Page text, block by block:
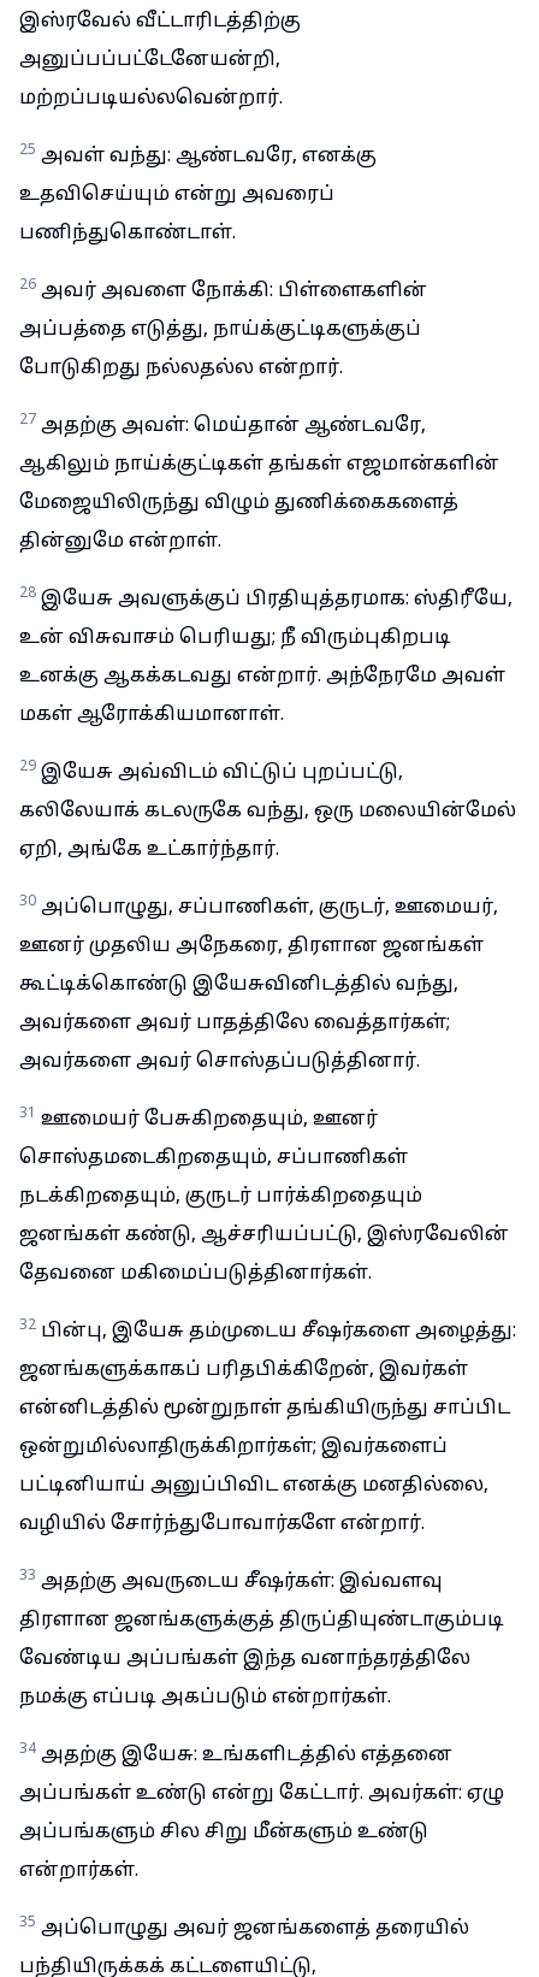
இஸ்ரவேல் வீட்டாரிடத்திற்கு
அனுப்பப்பட்டேனேயன்றி,
மற்றப்படியல்லவென்றார்.
25 அவள் வந்து: ஆண்டவரே, எனக்கு
உதவிசெய்யும் என்று அவரைப்
பணிந்துகொண்டாள்.
26 அவர் அவளை நோக்கி: பிள்ளைகளின்
அப்பத்தை எடுத்து, நாய்க்குட்டிகளுக்குப்
போடுகிறது நல்லதல்ல என்றார்.
27 அதற்கு அவள்: மெய்தான் ஆண்டவரே,
ஆகிலும் நாய்க்குட்டிகள் தங்கள் எஜமான்களின்
மேஜையிலிருந்து விழும் துணிக்கைகளைத்
தின்னுமே என்றாள்.
28 இயேசு அவளுக்குப் பிரதியுத்தரமாக: ஸ்திரீயே,
உன் விசுவாசம் பெரியது; நீ விரும்புகிறபடி
உனக்கு ஆகக்கடவது என்றார். அந்நேரமே அவள்
மகள் ஆரோக்கியமானாள்.
29 இயேசு அவ்விடம் விட்டுப் புறப்பட்டு,
கலிலேயாக் கடலருகே வந்து, ஒரு மலையின்மேல்
ஏறி, அங்கே உட்கார்ந்தார்.
30 அப்பொழுது, சப்பாணிகள், குருடர், ஊமையர்,
ஊனர் முதலிய அநேகரை, திரளான ஜனங்கள்
கூட்டிக்கொண்டு இயேசுவினிடத்தில் வந்து,
அவர்களை அவர் பாதத்திலே வைத்தார்கள்;
அவர்களை அவர் சொஸ்தப்படுத்தினார்.
31 ஊமையர் பேசுகிறதையும், ஊனர்
சொஸ்தமடைகிறதையும், சப்பாணிகள்
நடக்கிறதையும், குருடர் பார்க்கிறதையும்
ஜனங்கள் கண்டு, ஆச்சரியப்பட்டு, இஸ்ரவேலின்
தேவனை மகிமைப்படுத்தினார்கள்.
32 பின்பு, இயேசு தம்முடைய சீஷர்களை அழைத்து:
ஜனங்களுக்காகப் பரிதபிக்கிறேன், இவர்கள்
என்னிடத்தில் மூன்றுநாள் தங்கியிருந்து சாப்பிட
ஒன்றுமில்லாதிருக்கிறார்கள்; இவர்களைப்
பட்டினியாய் அனுப்பிவிட எனக்கு மனதில்லை,
வழியில் சோர்ந்துபோவார்களே என்றார்.
33 அதற்கு அவருடைய சீஷர்கள்: இவ்வளவு
திரளான ஜனங்களுக்குத் திருப்தியுண்டாகும்படி
வேண்டிய அப்பங்கள் இந்த வனாந்தரத்திலே
நமக்கு எப்படி அகப்படும் என்றார்கள்.
34 அதற்கு இயேசு: உங்களிடத்தில் எத்தனை
அப்பங்கள் உண்டு என்று கேட்டார். அவர்கள்: ஏழு
அப்பங்களும் சில சிறு மீன்களும் உண்டு
என்றார்கள்.
35 அப்பொழுது அவர் ஜனங்களைத் தரையில்
பந்தியிருக்கக் கட்டளையிட்டு,